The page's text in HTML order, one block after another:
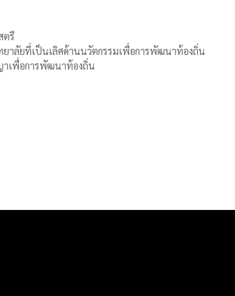
ตรี
าลัยที่เป็นเลิศด้านนวัตกรรมเพื่อการพัฒนาท้องถิ่น
เพื่อการพัฒนาท้องถิ่น